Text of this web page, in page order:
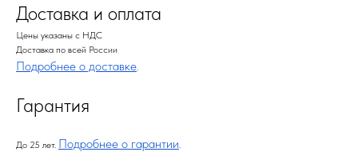
Доставка и оплата
Цены указаны с НДС
Доставка по всей России
Подробнее о доставке.
Гарантия
До 25 лет. Подробнее о гарантии.